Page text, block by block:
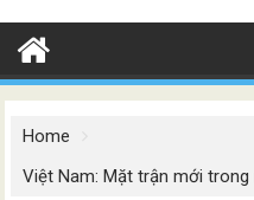
Home
Việt Nam: Mặt trận mới